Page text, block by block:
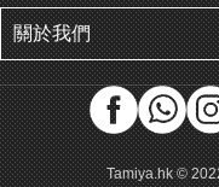
關於我們
Tamiya.hk ©